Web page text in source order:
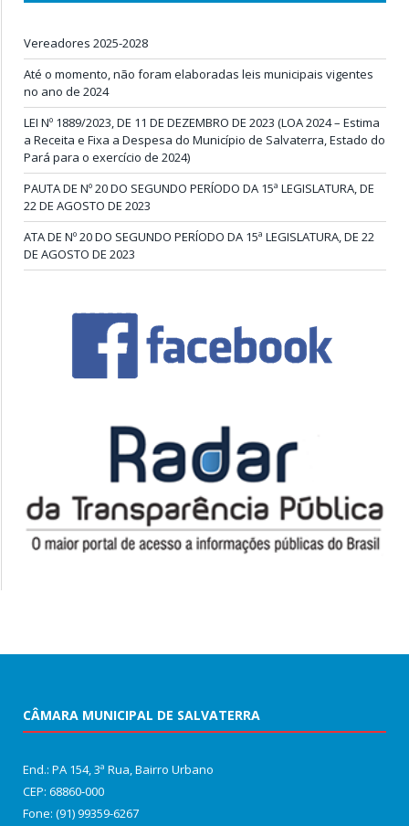
Vereadores 2025-2028
Até o momento, não foram elaboradas leis municipais vigentes
no ano de 2024
LEI Nº 1889/2023, DE 11 DE DEZEMBRO DE 2023 (LOA 2024 – Estima
a Receita e Fixa a Despesa do Município de Salvaterra, Estado do
Pará para o exercício de 2024)
PAUTA DE Nº 20 DO SEGUNDO PERÍODO DA 15ª LEGISLATURA, DE
22 DE AGOSTO DE 2023
ATA DE Nº 20 DO SEGUNDO PERÍODO DA 15ª LEGISLATURA, DE 22
DE AGOSTO DE 2023
CÂMARA MUNICIPAL DE SALVATERRA
End.: PA 154, 3ª Rua, Bairro Urbano
CEP: 68860‑000
Fone: (91) 99359-6267